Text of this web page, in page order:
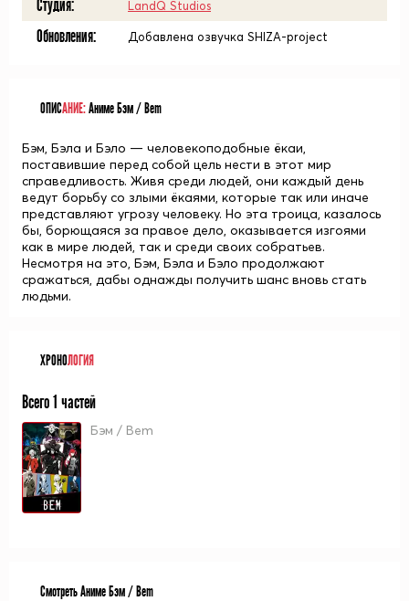
Студия: LandQ Studios
Обновления: Добавлена озвучка SHIZA-project
ОПИСАНИЕ:Аниме Бэм / Bem
Бэм, Бэла и Бэло — человекоподобные ёкаи,
поставившие перед собой цель нести в этот мир
справедливость. Живя среди людей, они каждый день
ведут борьбу со злыми ёкаями, которые так или иначе
представляют угрозу человеку. Но эта троица, казалось
бы, борющаяся за правое дело, оказывается изгоями
как в мире людей, так и среди своих собратьев.
Несмотря на это, Бэм, Бэла и Бэло продолжают
сражаться, дабы однажды получить шанс вновь стать
людьми.
ХРОНОЛОГИЯ
Всего 1 частей
Бэм / Bem
Смотреть Аниме Бэм / Bem